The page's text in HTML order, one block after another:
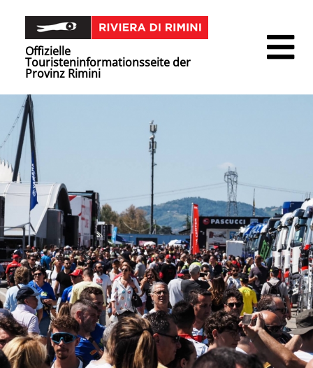
Offizielle
Touristeninformationsseite der
Provinz Rimini